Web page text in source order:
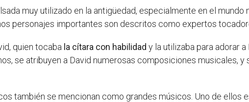
muy utilizado en la antigüedad, especialmente en el mundo
personajes importantes son descritos como expertos
quien tocaba la cítara con habilidad y la utilizaba para adorar
se atribuyen a David numerosas composiciones musicales,
también se mencionan como grandes músicos. Uno de ellos